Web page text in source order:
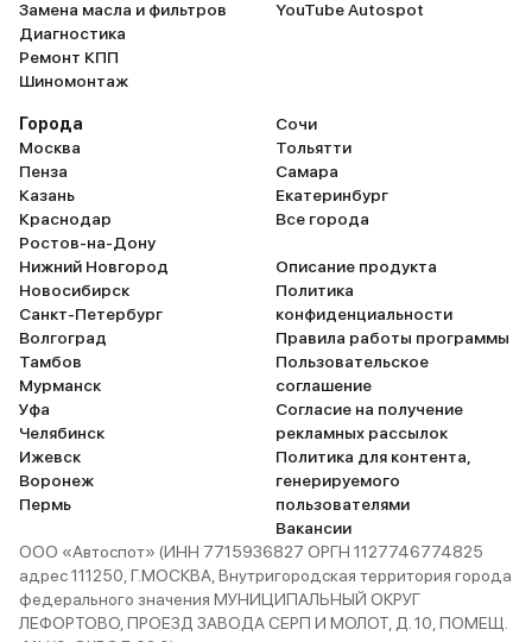
Замена масла и фильтров
Диагностика
Ремонт КПП
Шиномонтаж
YouTube Autospot
Города
Москва
Пенза
Казань
Краснодар
Ростов-на-Дону
Нижний Новгород
Новосибирск
Санкт-Петербург
Волгоград
Тамбов
Мурманск
Уфа
Челябинск
Ижевск
Воронеж
Пермь
Сочи
Тольятти
Самара
Екатеринбург
Все города
Описание продукта
Политика
конфиденциальности
Правила работы программы
Пользовательское
соглашение
Согласие на получение
рекламных рассылок
Политика для контента,
генерируемого
пользователями
Вакансии
ООО «Автоспот» (ИНН 7715936827 ОРГН 1127746774825
адрес 111250, Г.МОСКВА, Внутригородская территория города
федерального значения МУНИЦИПАЛЬНЫЙ ОКРУГ
ЛЕФОРТОВО, ПРОЕЗД ЗАВОДА СЕРП И МОЛОТ, Д. 10, ПОМЕЩ.